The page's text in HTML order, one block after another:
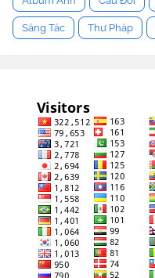
Sáng Tác Thư Pháp